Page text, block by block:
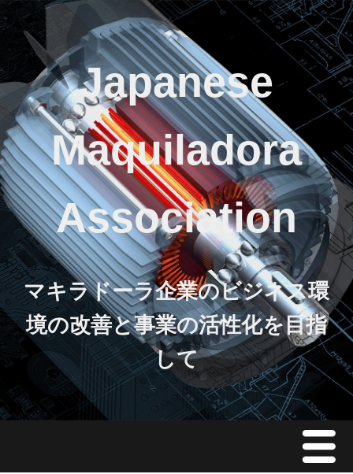
Japanese
Maquiladora
Association
マキラドーラ企業のビジネス環
境の改善と事業の活性化を目指
して
Menu